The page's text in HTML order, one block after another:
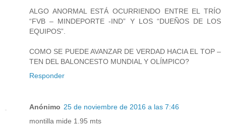
ALGO ANORMAL ESTÁ OCURRIENDO ENTRE EL TRÍO
“FVB – MINDEPORTE -IND” Y LOS “DUEÑOS DE LOS
EQUIPOS”.
COMO SE PUEDE AVANZAR DE VERDAD HACIA EL TOP –
TEN DEL BALONCESTO MUNDIAL Y OLÍMPICO?
Responder
Anónimo 25 de noviembre de 2016 a las 7:46
montilla mide 1.95 mts